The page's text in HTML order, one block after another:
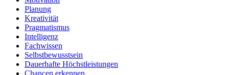
Planung
Kreativität
Pragmatismus
Intelligenz
Fachwissen
Selbstbewusstsein
Dauerhafte Höchstleistungen